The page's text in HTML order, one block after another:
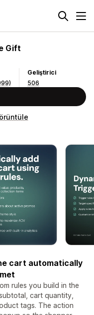
Gift
Geliştirici
506
cart automatically
rules you build in the
cart quantity,
tags. The action